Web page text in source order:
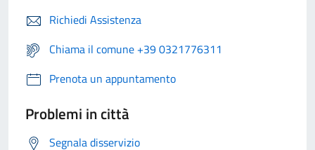
Richiedi Assistenza
Chiama il comune +39 0321776311
Prenota un appuntamento
Problemi in città
Segnala disservizio